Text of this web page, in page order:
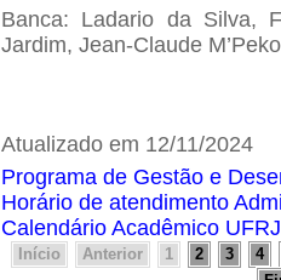
Banca: Ladario da Silva,
Jardim, Jean-Claude M’Peko
Atualizado em 12/11/2024
Programa de Gestão e
Horário de atendimento
Calendário Acadêmico
Início Anterior 1 2 3
4